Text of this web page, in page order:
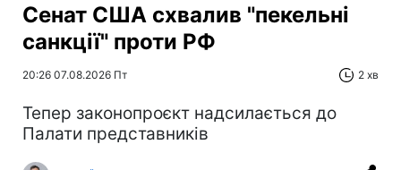
Сенат США схвалив "пекельні
санкції" проти РФ
20:26 07.08.2026 Пт 2 хв
Тепер законопроєкт надсилається до
Палати представників